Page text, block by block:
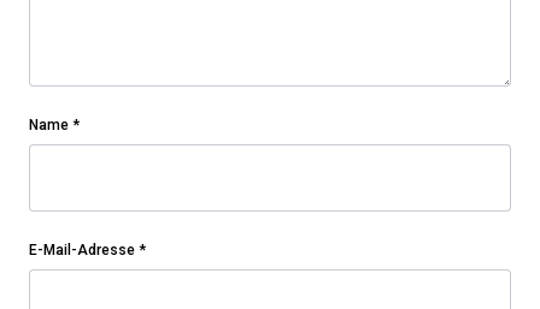
Name *
E-Mail-Adresse *